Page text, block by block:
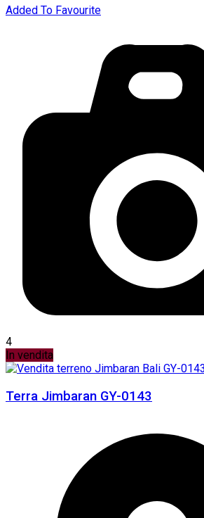
Added To Favourite
4
In vendita
Terra Jimbaran GY-0143